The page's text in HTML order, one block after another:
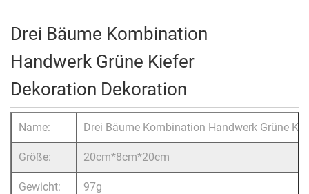
Drei Bäume Kombination
Handwerk Grüne Kiefer
Dekoration Dekoration
Name: Drei Bäume Kombination Handwerk Grüne
Größe: 20cm*8cm*20cm
Gewicht: 97g